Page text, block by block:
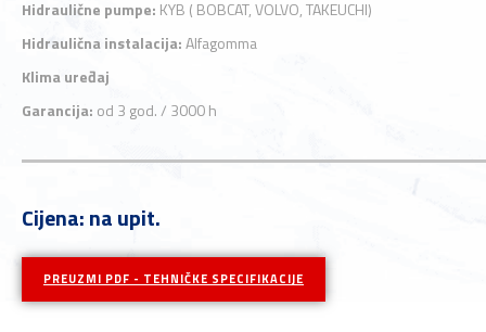
Hidraulične pumpe: KYB ( BOBCAT, VOLVO, TAKEUCHI)
Hidraulična instalacija:Alfagomma
Klima uređaj
Garancija: od 3 god. / 3000 h
Cijena: na upit.
PREUZMI PDF - TEHNIČKE SPECIFIKACIJE